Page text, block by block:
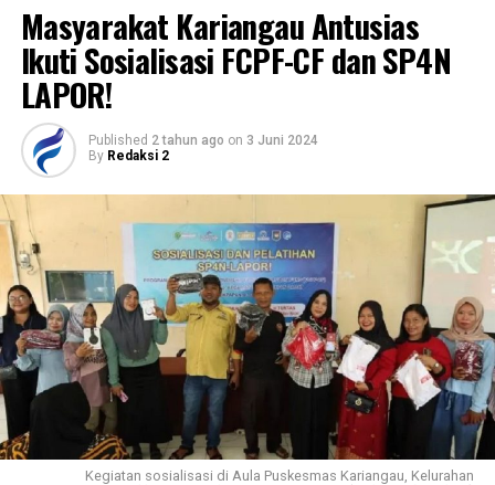
Masyarakat Kariangau Antusias
Ikuti Sosialisasi FCPF-CF dan SP4N
LAPOR!
Published 2 tahun ago on 3 Juni 2024
By Redaksi 2
Kegiatan sosialisasi di Aula Puskesmas Kariangau, Kelurahan